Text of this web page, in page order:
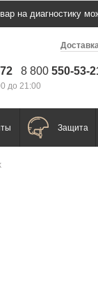
на диагностику
8 800 550-53-
до 21:00
Защита